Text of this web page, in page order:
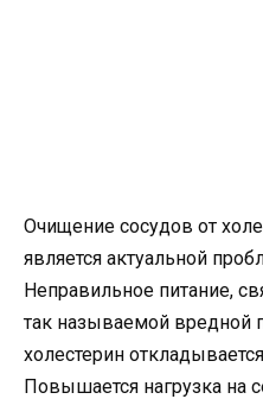
Очищение сосудов от
является актуальной
Неправильное питание,
так называемой вредной
холестерин
Повышается нагрузка на